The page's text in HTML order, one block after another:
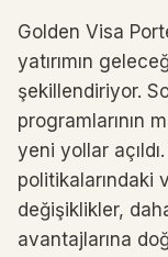
Golden Visa
yatırımın
şekillendiriyor.
programlarının
yeni yollar
politikalarındaki
değişiklikler,
avantajlarına